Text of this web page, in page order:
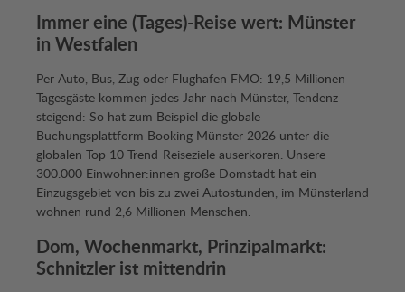
Immer eine (Tages)-Reise wert: Münster
in Westfalen
Per Auto, Bus, Zug oder Flughafen FMO: 19,5 Millionen
Tagesgäste kommen jedes Jahr nach Münster, Tendenz
steigend: So hat zum Beispiel die globale
Buchungsplattform Booking Münster 2026 unter die
globalen Top 10 Trend-Reiseziele auserkoren. Unsere
300.000 Einwohner:innen große Domstadt hat ein
Einzugsgebiet von bis zu zwei Autostunden, im Münsterland
wohnen rund 2,6 Millionen Menschen.
Dom, Wochenmarkt, Prinzipalmarkt:
Schnitzler ist mittendrin